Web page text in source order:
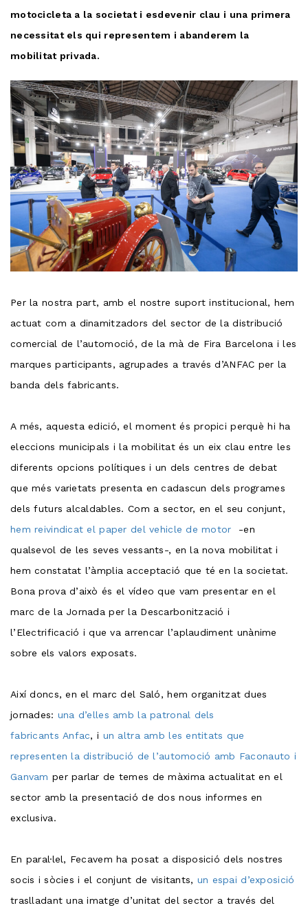
motocicleta a la societat i esdevenir clau i una primera
necessitat els qui representem i abanderem la
mobilitat privada.
Per la nostra part, amb el nostre suport institucional, hem
actuat com a dinamitzadors del sector de la distribució
comercial de l’automoció, de la mà de Fira Barcelona i les
marques participants, agrupades a través d’ANFAC per la
banda dels fabricants.
A més, aquesta edició, el moment és propici perquè hi ha
eleccions municipals i la mobilitat és un eix clau entre les
diferents opcions polítiques i un dels centres de debat
que més varietats presenta en cadascun dels programes
dels futurs alcaldables. Com a sector, en el seu conjunt,
hem reivindicat el paper del vehicle de motor
-en
qualsevol de les seves vessants-, en la nova mobilitat i
hem constatat l’àmplia acceptació que té en la societat.
Bona prova d’això és el vídeo que vam presentar en el
marc de la Jornada per la Descarbonització i
l’Electrificació i que va arrencar l’aplaudiment unànime
sobre els valors exposats.
Així doncs, en el marc del Saló, hem organitzat dues
jornades: una d’elles amb la patronal dels
fabricants Anfac, i un altra amb les entitats que
representen la distribució de l’automoció amb Faconauto i
Ganvam per parlar de temes de màxima actualitat en el
sector amb la presentació de dos nous informes en
exclusiva.
En paral·lel, Fecavem ha posat a disposició dels nostres
socis i sòcies i el conjunt de visitants, un espai d’exposició
traslladant una imatge d’unitat del sector a través del